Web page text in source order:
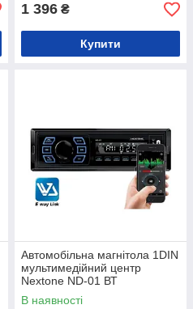
1 396 ₴
Купити
Автомобільна магнітола 1DIN
мультимедійний центр
Nextone ND-01 ВТ
В наявності